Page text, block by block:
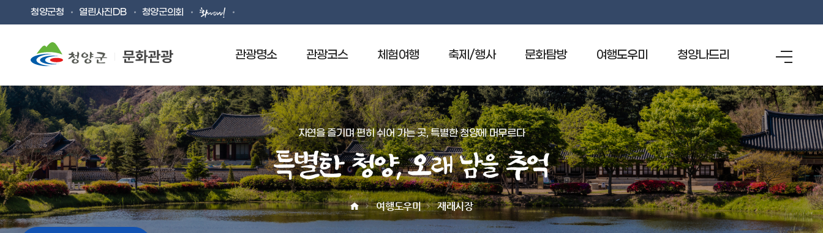
청양군청 열린사진DB 청양군의회
메
뉴
관광명소
청양대표관광지
칠갑산 등산로
남산녹색둘레길
한국의아름다운길100선
관광코스
BEST OF BEST 청양
ONLY 청양
TREND 청양
FOCUS 청양
STAY 청양
체험여행
휴양림
오토캠핑장
농촌체험휴양마을
정보화마을
청소년수련원
백제문화체험박물관
어린이백제체험관
축제/행사
청양의축제
마을축제
문화탐방
국보
보물
국가민속유산
천연기념물
유형문화유산
무형유산
기념물
여행도우미
관광안내전화 1330
관광안내지도
청양의 먹거리
위생등급 지정업소
숙박
재래시장
특산품
청양나드리
청양나드리
자연을 즐기며 편히 쉬어 가는 곳, 특별한 청양에 머무르다
특
별
한
청
여행도우미 재래시장